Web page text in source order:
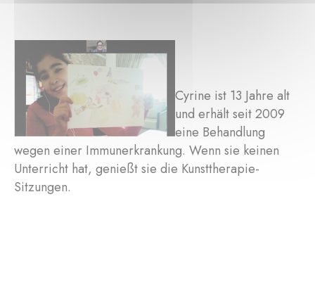
Cyrine ist 13 Jahre alt
und erhält seit 2009
eine Behandlung
wegen einer Immunerkrankung. Wenn sie keinen
Unterricht hat, genießt sie die Kunsttherapie-
Sitzungen.